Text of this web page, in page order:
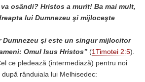
va osândi? Hristos a murit! Ba mai mult,
lui Dumnezeu şi mijloceşte
Dumnezeu şi este un singur mijlocitor
Omul Isus Hristos” (1Timotei 2:5).
ce pledează (intermediază) pentru noi
rânduiala lui Melhisedec: